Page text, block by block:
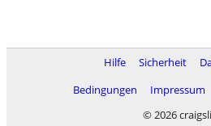
Hilfe Sicherheit
Bedingungen
Impressum
© 2026